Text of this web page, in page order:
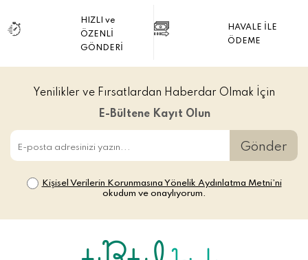
HIZLI ve
ÖZENLİ
GÖNDERİ
HAVALE İLE
ÖDEME
Yenilikler ve Fırsatlardan Haberdar Olmak İçin
E-Bültene Kayıt Olun
Gönder
Kişisel Verilerin Korunmasına Yönelik Aydınlatma Metni’ni
okudum ve onaylıyorum.